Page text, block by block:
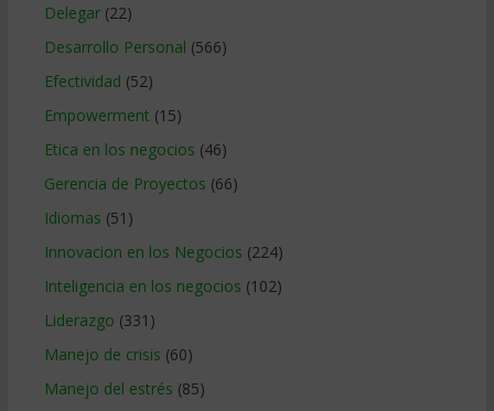
Delegar(22)
Desarrollo Personal (566)
Efectividad (52)
Empowerment (15)
Etica en los negocios (46)
Gerencia de Proyectos (66)
Idiomas (51)
Innovacion en los Negocios (224)
Inteligencia en los negocios (102)
Liderazgo (331)
Manejo de crisis (60)
Manejo del estrés (85)